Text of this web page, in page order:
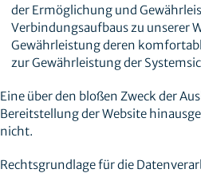
der Ermöglichung und
Verbindungsaufbaus zu unserer
Gewährleistung deren
zur Gewährleistung der
Eine über den bloßen Zweck der
Bereitstellung der Website
nicht.
Rechtsgrundlage für die